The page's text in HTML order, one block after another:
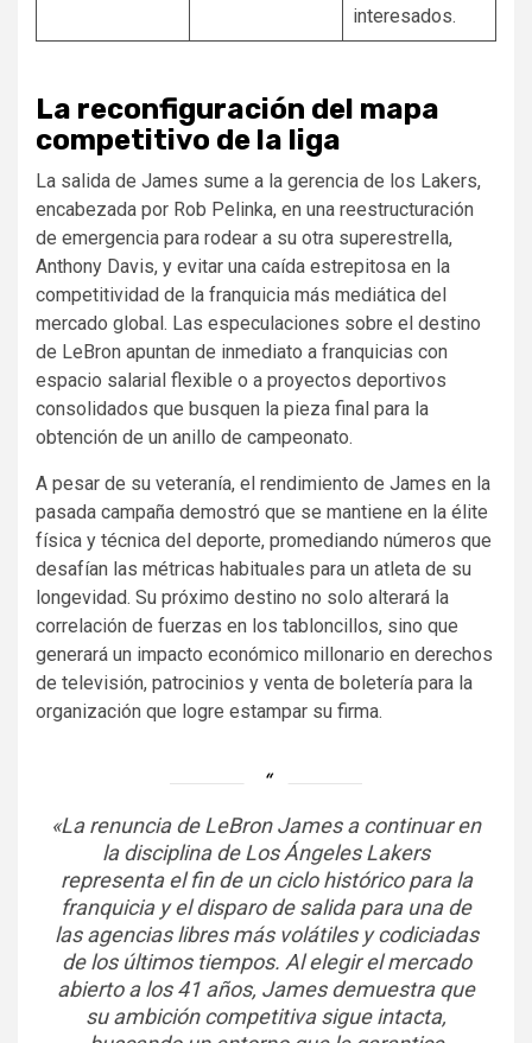
interesados.
La reconfiguración del mapa
competitivo de la liga
La salida de James sume a la gerencia de los Lakers,
encabezada por Rob Pelinka, en una reestructuración
de emergencia para rodear a su otra superestrella,
Anthony Davis, y evitar una caída estrepitosa en la
competitividad de la franquicia más mediática del
mercado global. Las especulaciones sobre el destino
de LeBron apuntan de inmediato a franquicias con
espacio salarial flexible o a proyectos deportivos
consolidados que busquen la pieza final para la
obtención de un anillo de campeonato.
A pesar de su veteranía, el rendimiento de James en la
pasada campaña demostró que se mantiene en la élite
física y técnica del deporte, promediando números que
desafían las métricas habituales para un atleta de su
longevidad. Su próximo destino no solo alterará la
correlación de fuerzas en los tabloncillos, sino que
generará un impacto económico millonario en derechos
de televisión, patrocinios y venta de boletería para la
organización que logre estampar su firma.
«La renuncia de LeBron James a continuar en
la disciplina de Los Ángeles Lakers
representa el fin de un ciclo histórico para la
franquicia y el disparo de salida para una de
las agencias libres más volátiles y codiciadas
de los últimos tiempos. Al elegir el mercado
abierto a los 41 años, James demuestra que
su ambición competitiva sigue intacta,